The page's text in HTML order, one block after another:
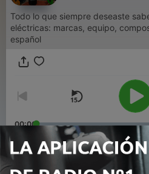
Todo lo que siempre deseaste
eléctricas: marcas, equipo,
español
00:00
Episodios